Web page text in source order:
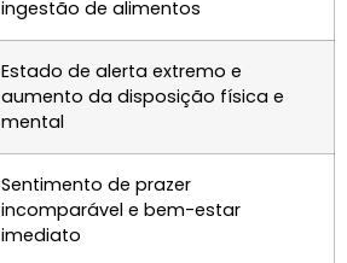
ingestão de alimentos
Estado de alerta extremo e
aumento da disposição física e
mental
Sentimento de prazer
incomparável e bem-estar
imediato